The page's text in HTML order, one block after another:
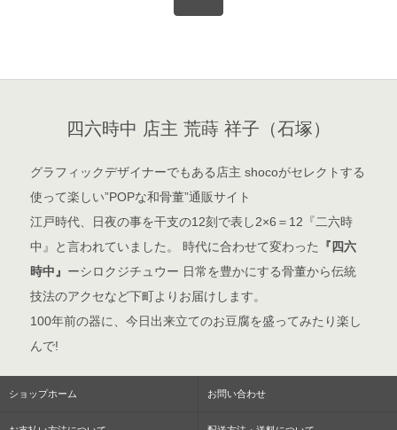
四六時中 店主 荒蒔 祥子（石塚）
グラフィックデザイナーでもある店主 shocoがセレクトする
使って楽しい”POPな和骨董”通販サイト
江戸時代、日夜の事を干支の12刻で表し2×6＝12『二六時
中』と言われていました。 時代に合わせて変わった
『四六
時中』 ーシロクジチュウー 日常を豊かにする骨董から伝統
技法のアクセなど下町よりお届けします。
100年前の器に、今日出来立てのお豆腐を盛ってみたり楽し
んで!
ショップホーム お問い合わせ